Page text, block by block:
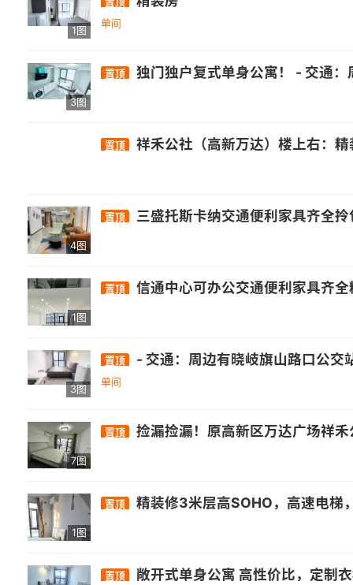
1图
单间
3图
置顶 独门独户复式单身公寓！ - 交通：周边有晓岐旗山路口公交站，距326路
置顶 祥禾公社（高新万达）楼上右：精装两房一厅
4图
置顶 三盛托斯卡纳交通便利家具齐全
1图
置顶 信通中心可办公交通便利家具齐
3图
置顶 - 交通：周边有晓岐旗山路口公交站，距326路、350路公
单间
7图
置顶 捡漏捡漏！原高新区万达广场祥禾公社新出一套装修非常好的两房公寓，带后阳台晾衣服非常方便，关键价格便宜只要1200，还包物业和宽带，手快有手慢无，看房加我13621052905，附近的信通中心、厚庭地铁，万福，星网锐捷，山亚，邦邦财富中心，宏盛，永福，华建
1图
置顶 精装修3米层高SOHO，高速电梯，通风采
置顶 敞开式单身公寓 高性价比，定制